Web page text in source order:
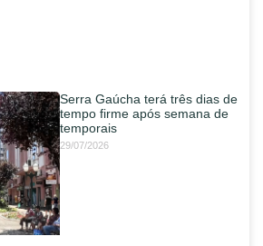
Serra Gaúcha terá três dias de
tempo firme após semana de
temporais
29/07/2026